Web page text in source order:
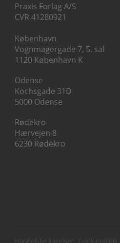
Praxis Forlag A/S
CVR 41280921
København
Vognmagergade 7, 5. sal
1120 København K
Odense
Kochsgade 31D
5000 Odense
Rødekro
Hærvejen 8
6230 Rødekro
Subfooter
Handelsbetingelser Cookiepolitik